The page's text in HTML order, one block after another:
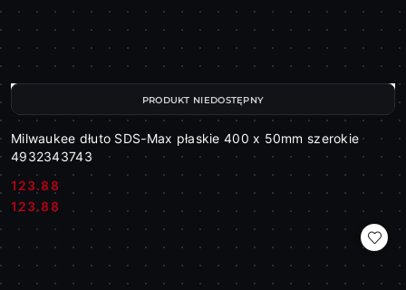
Milwaukee dłuto SDS-Max płaskie 400 x 50mm szerokie
4932343743
Cena:
123.88
Cena:
123.88
PRODUKT NIEDOSTĘPNY